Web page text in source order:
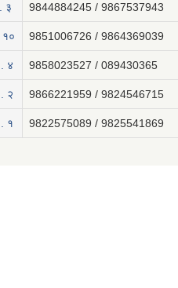
३ 9844884245 / 9867537943
१० 9851006726 / 9864369039
४ 9858023527 / 089430365
२ 9866221959 / 9824546715
१ 9822575089 / 9825541869